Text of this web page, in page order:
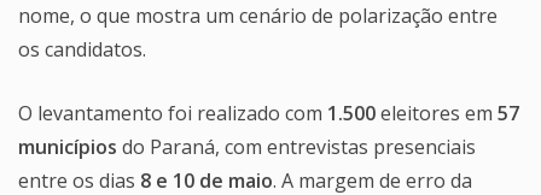
nome, o que mostra um cenário de polarização entre
os candidatos.
O levantamento foi realizado com 1.500eleitores em 57
municípios do Paraná, com entrevistas presenciais
entre os dias 8 e 10 de maio. A margem de erro da